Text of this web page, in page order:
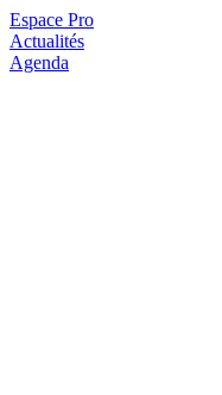
Espace Pro
Actualités
Agenda